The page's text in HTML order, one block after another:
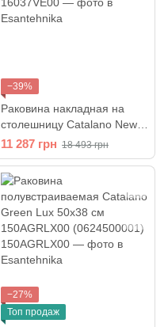
−39%
Раковина накладная на
столешницу Catalano New
Zero 60 х 37 см 16037VE00
11 287 грн 18 493 грн
−27%
Топ продаж